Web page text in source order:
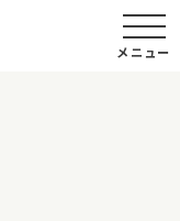
メニュー